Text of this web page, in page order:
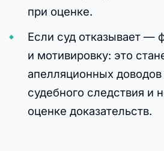
при оценке.
Если суд отказывает —
и мотивировку: это
апелляционных
судебного следствия и
оценке доказательств.